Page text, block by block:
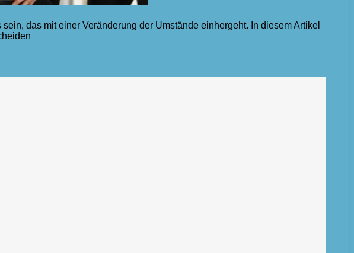
das mit einer Veränderung der Umstände einhergeht. In diesem Artikel